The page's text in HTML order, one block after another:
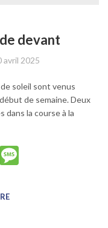
devant
avril 2025
soleil sont venus
de semaine. Deux
dans la course à la
X